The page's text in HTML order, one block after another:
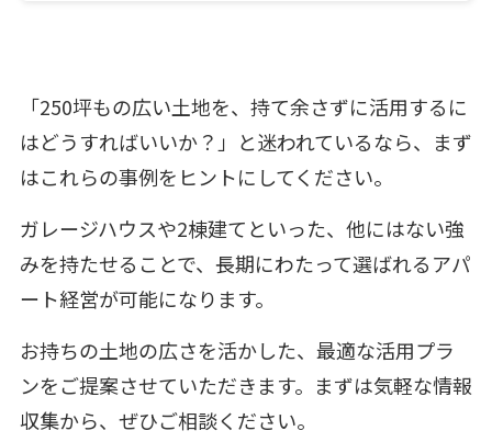
「250坪もの広い土地を、持て余さずに活用するに
はどうすればいいか？」と迷われているなら、まず
はこれらの事例をヒントにしてください。
ガレージハウスや2棟建てといった、他にはない強
みを持たせることで、長期にわたって選ばれるアパ
ート経営が可能になります。
お持ちの土地の広さを活かした、最適な活用プラ
ンをご提案させていただきます。まずは気軽な情報
収集から、ぜひご相談ください。